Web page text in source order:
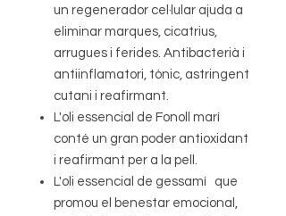
un regenerador cel·lular ajuda a
eliminar marques, cicatrius,
arrugues i ferides. Antibacterià i
antiinflamatori, tònic, astringent
cutani i reafirmant.
L'oli essencial de Fonoll marí
conté un gran poder antioxidant
i reafirmant per a la pell.
L'oli essencial de gessamí
que
promou el benestar emocional,